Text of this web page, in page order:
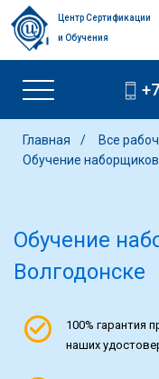
Центр Сертификации
и Обучения
Главная
Все
Обучение наборщиков
Обучение
Волгодонске
100% гарантия
наших